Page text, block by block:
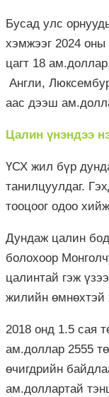
Бусад улс
хэмжээг 2024 оны
цагт 18
Англи,
аас дээш
Цалин үнэндээ
ҮСХ жил бүр
танилцуулдаг.
тооцоог одоо
Дундаж цалин
болохоор
цалинтай гэж
жилийн
2018 онд 1.5 сая
ам.доллар 2555
өчигдрийн
ам.доллартай